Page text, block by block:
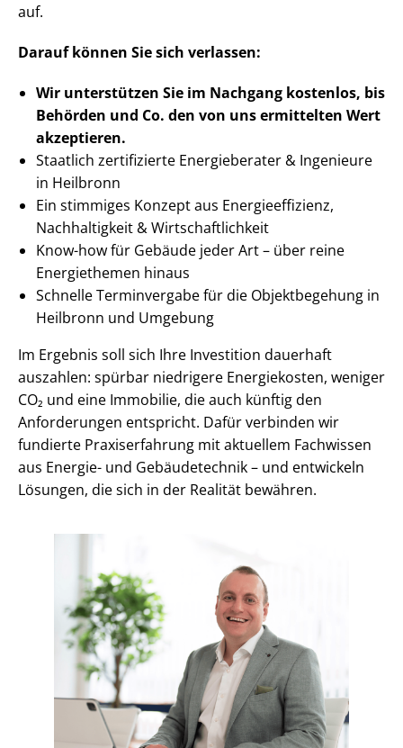
auf.
Darauf können Sie sich verlassen:
Wir unterstützen Sie im Nachgang kostenlos, bis
Behörden und Co. den von uns ermittelten Wert
akzeptieren.
Staatlich zertifizierte Energieberater & Ingenieure
in Heilbronn
Ein stimmiges Konzept aus En­er­gie­ef­fi­zi­enz,
Nachhaltigkeit & Wirt­schaft­lich­keit
Know-how für Gebäude jeder Art – über reine
Energiethemen hinaus
Schnelle Terminvergabe für die Objektbegehung in
Heilbronn und Umgebung
Im Ergebnis soll sich Ihre Investition dauerhaft
auszahlen: spürbar niedrigere Energiekosten, weniger
CO₂ und eine Immobilie, die auch künftig den
Anforderungen entspricht. Dafür verbinden wir
fundierte Praxiserfahrung mit aktuellem Fachwissen
aus Energie- und Gebäudetechnik – und entwickeln
Lösungen, die sich in der Realität bewähren.